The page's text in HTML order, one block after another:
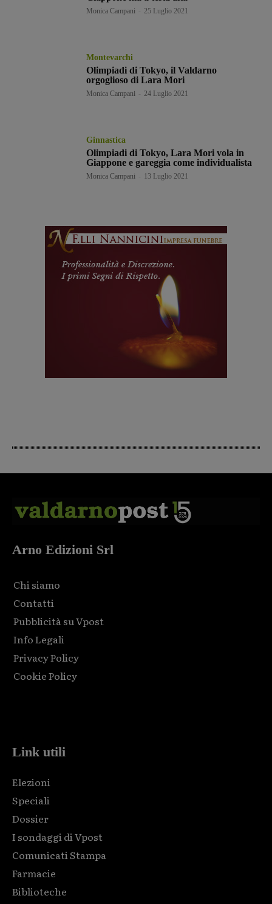
Monica Campani 25 Luglio 2021
Montevarchi
Olimpiadi di Tokyo, il Valdarno
orgoglioso di Lara Mori
Monica Campani 24 Luglio 2021
Ginnastica
Olimpiadi di Tokyo, Lara Mori vola in
Giappone e gareggia come individualista
Monica Campani 13 Luglio 2021
Arno Edizioni Srl
Chi siamo
Contatti
Pubblicità su Vpost
Info Legali
Privacy Policy
Cookie Policy
Link utili
Elezioni
Speciali
Dossier
I sondaggi di Vpost
Comunicati Stampa
Farmacie
Biblioteche